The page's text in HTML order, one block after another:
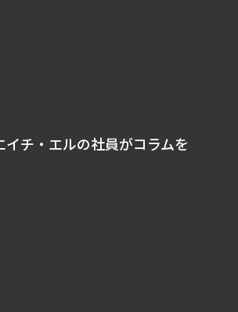
チ・エルの社員がコラムを